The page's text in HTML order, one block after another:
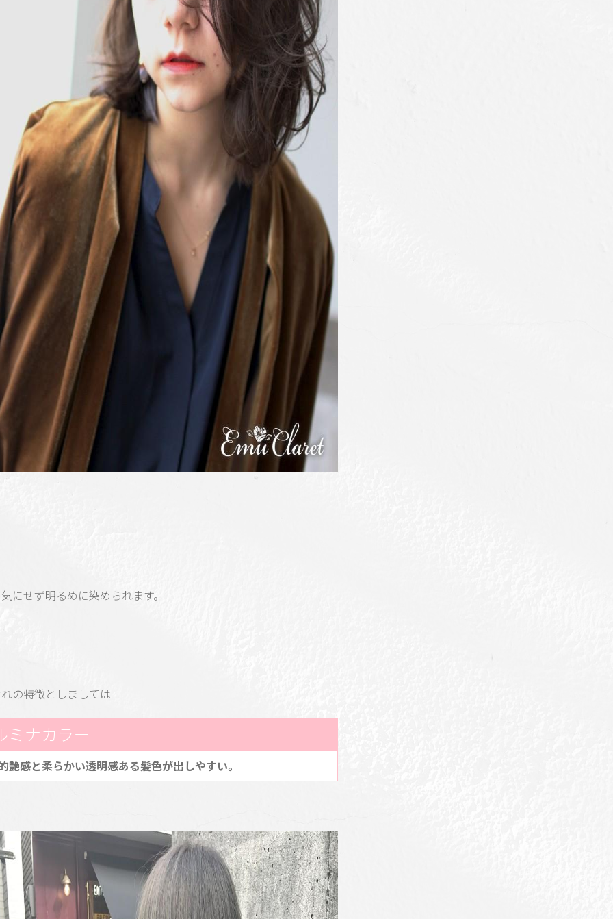
にせず明るめに染められます。
の特徴としましては
ミナカラー
艶感と柔らかい透明感ある髪色が出しやすい。